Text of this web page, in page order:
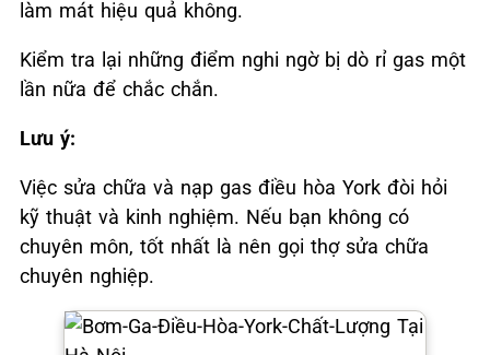
làm mát hiệu quả không.
Kiểm tra lại những điểm nghi ngờ bị dò rỉ gas một
lần nữa để chắc chắn.
Lưu ý:
Việc sửa chữa và nạp gas điều hòa York đòi hỏi
kỹ thuật và kinh nghiệm. Nếu bạn không có
chuyên môn, tốt nhất là nên gọi thợ sửa chữa
chuyên nghiệp.